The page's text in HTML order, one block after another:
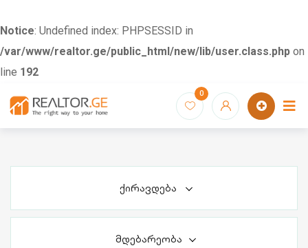
Notice: Undefined index: PHPSESSID in
/var/www/realtor.ge/public_html/new/lib/user.class.php on
line 192
0
ქირავდება
მდებარეობა